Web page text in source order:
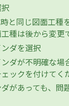
と同じ図面工種
種は後から変更
ダを選択
ダが不明確な場
ックを付けてく
があっても、問